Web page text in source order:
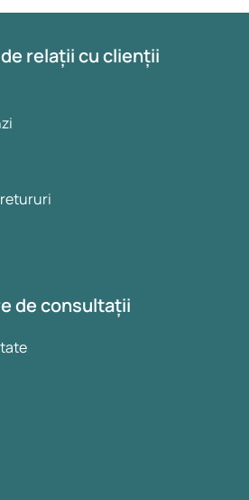
eviți confuziile și să îți
relații cu clienții
de consultații